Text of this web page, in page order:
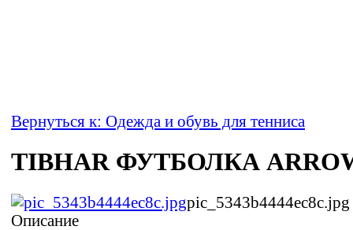
Вернуться к: Одежда и обувь для тенниса
TIBHAR ФУТБОЛКА
pic_5343b4444ec8c.jpg
Описание